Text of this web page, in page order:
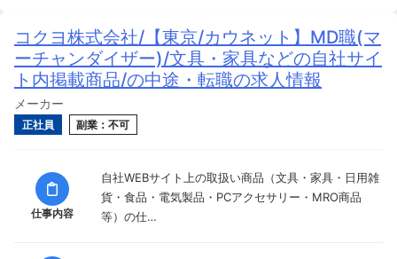
コクヨ株式会社/【東京/カウネット】MD職(マ
ーチャンダイザー)/文具・家具などの自社サイ
ト内掲載商品/の中途・転職の求人情報
メーカー
正社員 副業：不可
仕事内容
自社WEBサイト上の取扱い商品（文具・家具・日用雑
貨・食品・電気製品・PCアクセサリー・MRO商品
等）の仕…